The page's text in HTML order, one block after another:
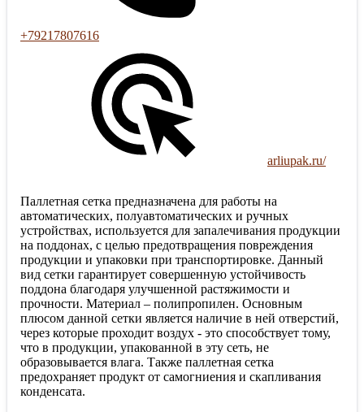
+79217807616
arliupak.ru/
Паллетная сетка предназначена для работы на
автоматических, полуавтоматических и ручных
устройствах, используется для запалечивания продукции
на поддонах, с целью предотвращения повреждения
продукции и упаковки при транспортировке. Данный
вид сетки гарантирует совершенную устойчивость
поддона благодаря улучшенной растяжимости и
прочности. Материал – полипропилен. Основным
плюсом данной сетки является наличие в ней отверстий,
через которые проходит воздух - это способствует тому,
что в продукции, упакованной в эту сеть, не
образовывается влага. Также паллетная сетка
предохраняет продукт от самогниения и скапливания
конденсата.